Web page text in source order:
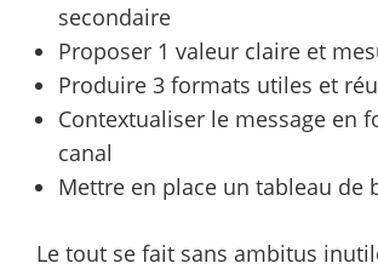
secondaire
Proposer 1 valeur claire et
Produire 3 formats utiles et
Contextualiser le message en
canal
Mettre en place un tableau de
Le tout se fait sans ambitus